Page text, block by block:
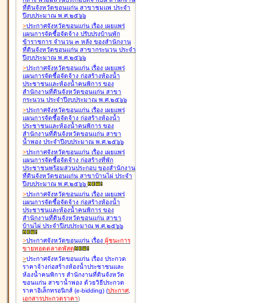
ที่ดินจังหวัดขอนแก่น สาขาชุมแพ ประจำ
ปีงบประมาณ พ.ศ.๒๕๖๖
>ประกาศจังหวัดขอนแก่น เรื่อง เผยแพร่
แผนการจัดซื้อจัดจ้าง ปรับปรุงบ้านพัก
ข้าราชการ จำนวน ๓ หลัง ของสำนักงาน
ที่ดินจังหวัดขอนแก่น สาขากระนวน ประจำ
ปีงบประมาณ พ.ศ.๒๕๖๖
>ประกาศจังหวัดขอนแก่น เรื่อง เผยแพร่
แผนการจัดซื้อจัดจ้าง ก่อสร้างห้องน้ำ
ประชาชนและห้องน้ำคนพิการ ของ
สำนักงานที่ดินจังหวัดขอนแก่น สาขา
กระนวน ประจำปีงบประมาณ พ.ศ.๒๕๖๖
>ประกาศจังหวัดขอนแก่น เรื่อง เผยแพร่
แผนการจัดซื้อจัดจ้าง ก่อสร้างห้องน้ำ
ประชาชนและห้องน้ำคนพิการ ของ
สำนักงานที่ดินจังหวัดขอนแก่น สาขา
น้ำพอง ประจำปีงบประมาณ พ.ศ.๒๕๖๖
>ประกาศจังหวัดขอนแก่น เรื่อง เผยแพร่
แผนการจัดซื้อจัดจ้าง ก่อสร้างที่พัก
ประชาชนพร้อมส่วนประกอบ ของสำนักงาน
ที่ดินจังหวัดขอนแก่น สาขาบ้านไผ่ ประจำ
ปีงบประมาณ พ.ศ.๒๕๖๖
>ประกาศจังหวัดขอนแก่น เรื่อง เผยแพร่
แผนการจัดซื้อจัดจ้าง ก่อสร้างห้องน้ำ
ประชาชนและห้องน้ำคนพิการ ของ
สำนักงานที่ดินจังหวัดขอนแก่น สาขา
บ้านไผ่ ประจำปีงบประมาณ พ.ศ.๒๕๖๖
>ประกาศจังหวัดขอนแก่น เรื่อง ผู้ชนะการ
ขายทอดตลาดพัสดุ
>ประกาศจังหวัดขอนแก่น เรื่อง ประกวด
ราคาจ้างก่อสร้างห้องน้ำประชาชนและ
ห้องน้ำคนพิการ สำนักงานที่ดินจังหวัด
ขอนแก่น สาขาน้ำพอง ด้วยวิธีประกวด
ราคาอิเล็กทรอนิกส์ (e-bidding) (ประกาศ,
เอกสารประกวดราคา)